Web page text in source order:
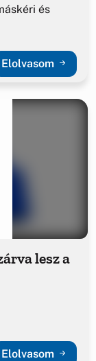
és
Elolvasom
lesz a
Elolvasom